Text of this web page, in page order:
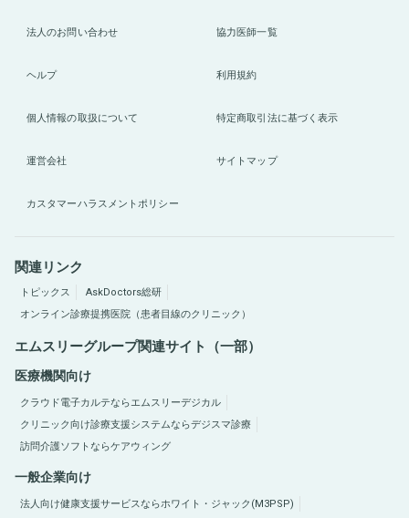
法人のお問い合わせ 協力医師一覧
ヘルプ 利用規約
個人情報の取扱について 特定商取引法に基づく表示
運営会社 サイトマップ
カスタマーハラスメントポリシー
関連リンク
トピックス
AskDoctors総研
オンライン診療提携医院（患者目線のクリニック）
エムスリーグループ関連サイト（一部）
医療機関向け
クラウド電子カルテならエムスリーデジカル
クリニック向け診療支援システムならデジスマ診療
訪問介護ソフトならケアウィング
一般企業向け
法人向け健康支援サービスならホワイト・ジャック(M3PSP)